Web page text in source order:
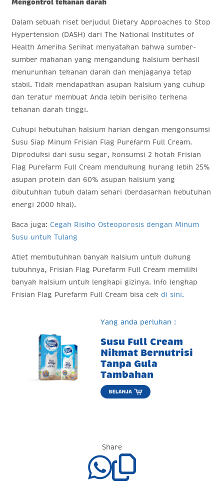
Mengontrol tekanan darah
Dalam sebuah riset berjudul Dietary Approaches to Stop
Hypertension (DASH) dari The National Institutes of
Health Amerika Serikat menyatakan bahwa sumber-
sumber makanan yang mengandung kalsium berhasil
menurunkan tekanan darah dan menjaganya tetap
stabil. Tidak mendapatkan asupan kalsium yang cukup
dan teratur membuat Anda lebih berisiko terkena
tekanan darah tinggi.
Cukupi kebutuhan kalsium harian dengan mengonsumsi
Susu Siap Minum Frisian Flag Purefarm Full Cream.
Diproduksi dari susu segar, konsumsi 2 kotak Frisian
Flag Purefarm Full Cream mendukung kurang lebih 25%
asupan protein dan 60% asupan kalsium yang
dibutuhkan tubuh dalam sehari (berdasarkan kebutuhan
energi 2000 kkal).
Baca juga: Cegah Risiko Osteoporosis dengan Minum
Susu untuk Tulang
Atlet membutuhkan banyak kalsium untuk dukung
tubuhnya, Frisian Flag Purefarm Full Cream memiliki
banyak kalsium untuk lengkapi gizinya. Info lengkap
Frisian Flag Purefarm Full Cream bisa cek di sini.
Yang anda perlukan :
Susu Full Cream
Nikmat Bernutrisi
Tanpa Gula
Tambahan
Share